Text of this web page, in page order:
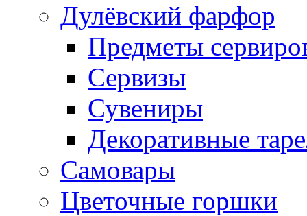
Дулёвский фарфор
Предметы
Сервизы
Сувениры
Декоративные
Самовары
Цветочные горшки